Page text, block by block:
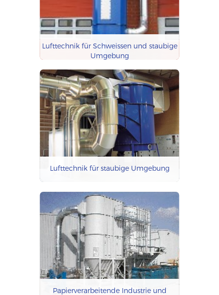
Lufttechnik für Schweissen und staubige
Umgebung
Lufttechnik für staubige Umgebung
Papierverarbeitende Industrie und